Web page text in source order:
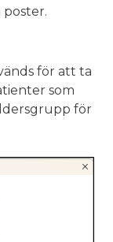
poster.
för att ta
som
för